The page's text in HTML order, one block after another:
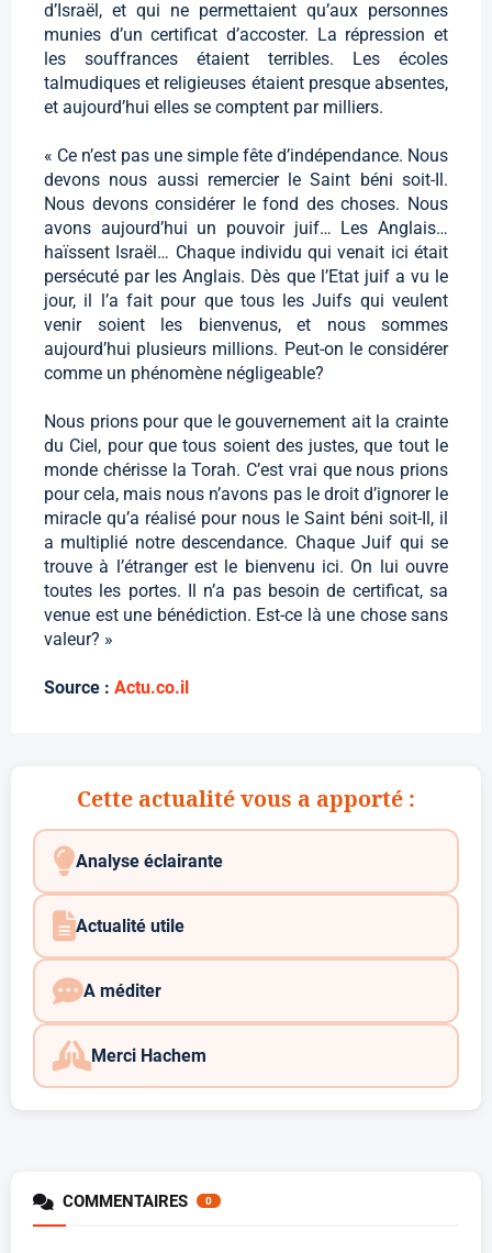
d’Israël, et qui ne permettaient qu’aux personnes
munies d’un certificat d’accoster. La répression et
les souffrances étaient terribles. Les écoles
talmudiques et religieuses étaient presque absentes,
et aujourd’hui elles se comptent par milliers.
« Ce n’est pas une simple fête d’indépendance. Nous
devons nous aussi remercier le Saint béni soit-Il.
Nous devons considérer le fond des choses. Nous
avons aujourd’hui un pouvoir juif… Les Anglais…
haïssent Israël… Chaque individu qui venait ici était
persécuté par les Anglais. Dès que l’Etat juif a vu le
jour, il l’a fait pour que tous les Juifs qui veulent
venir soient les bienvenus, et nous sommes
aujourd’hui plusieurs millions. Peut-on le considérer
comme un phénomène négligeable?
Nous prions pour que le gouvernement ait la crainte
du Ciel, pour que tous soient des justes, que tout le
monde chérisse la Torah. C’est vrai que nous prions
pour cela, mais nous n’avons pas le droit d’ignorer le
miracle qu’a réalisé pour nous le Saint béni soit-Il, il
a multiplié notre descendance. Chaque Juif qui se
trouve à l’étranger est le bienvenu ici. On lui ouvre
toutes les portes. Il n’a pas besoin de certificat, sa
venue est une bénédiction. Est-ce là une chose sans
valeur? »
Source : Actu.co.il
Cette actualité vous a apporté :
Analyse éclairante
Actualité utile
A méditer
Merci Hachem
COMMENTAIRES 0